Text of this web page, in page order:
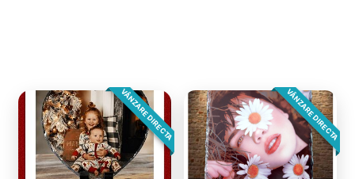
VÂNZARE DIRECTA VÂNZARE DIRECTA